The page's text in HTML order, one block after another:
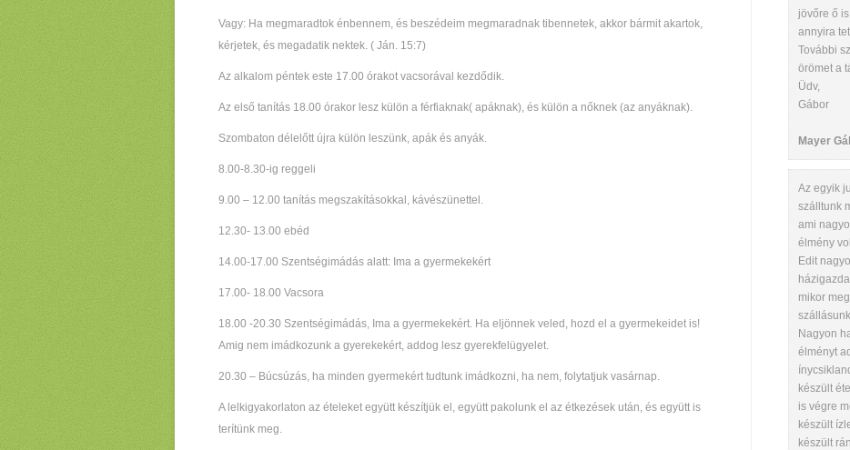
Vagy: Ha megmaradtok énbennem, és beszédeim megmaradnak tibennetek, akkor bármit akartok,
kérjetek, és megadatik nektek. ( Ján. 15:7)
Az alkalom péntek este 17.00 órakot vacsorával kezdődik.
Az első tanítás 18.00 órakor lesz külön a férfiaknak( apáknak), és külön a nőknek (az anyáknak).
Szombaton délelőtt újra külön leszünk, apák és anyák.
8.00-8.30-ig reggeli
9.00 – 12.00 tanítás megszakításokkal, kávészünettel.
12.30- 13.00 ebéd
14.00-17.00 Szentségimádás alatt: Ima a gyermekekért
17.00- 18.00 Vacsora
18.00 -20.30 Szentségimádás, Ima a gyermekekért. Ha eljönnek veled, hozd el a gyermekeidet is!
Amig nem imádkozunk a gyerekekért, addog lesz gyerekfelügyelet.
20.30 – Búcsúzás, ha minden gyermekért tudtunk imádkozni, ha nem, folytatjuk vasárnap.
A lelkigyakorlaton az ételeket együtt készítjük el, együtt pakolunk el az étkezések után, és együtt is
terítünk meg.
jövőre ő
annyira
További
örömet a
Üdv,
Gábor
Mayer
Az egyik
szálltunk
ami
élmény
Edit
mikor
Nagyon
élményt
készült
is végre
készült
készült